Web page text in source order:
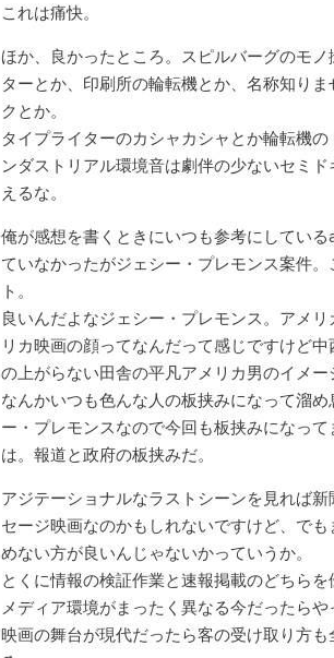
これは痛快。
ほか、良かったところ。スピルバーグのモ
ターとか、印刷所の輪転機とか、名称知り
クとか。
タイプライターのカシャカシャとか輪転機
ンダストリアル環境音は劇伴の少ないセミ
えるな。
俺が感想を書くときにいつも参考にしてい
ていなかったがジェシー・プレモンス案件
ト。
良いんだよなジェシー・プレモンス。アメ
リカ映画の顔ってなんだって感じですけど
の上がらない田舎の平凡アメリカ男のイメー
なんかいつも色んな人の板挟みになって溜
ー・プレモンスなので今回も板挟みになっ
は。報道と政府の板挟みだ。
アジテーショナルなラストシーンを見れば
セージ映画なのかもしれないですけど、で
めない方が良いんじゃないかっていうか。
とくに情報の検証作業と速報掲載のどちら
メディア環境がまったく異なる今だったらや
映画の舞台が現代だったら客の受け取り方